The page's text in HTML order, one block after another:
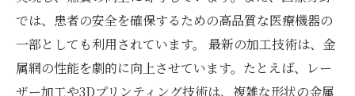
では、患者の安全を確保するための高品質な医療機器の
一部としても利用されています。 最新の加工技術は、金
属網の性能を劇的に向上させています。たとえば、レー
ザー加工や3Dプリンティング技術は、複雑な形状の金属